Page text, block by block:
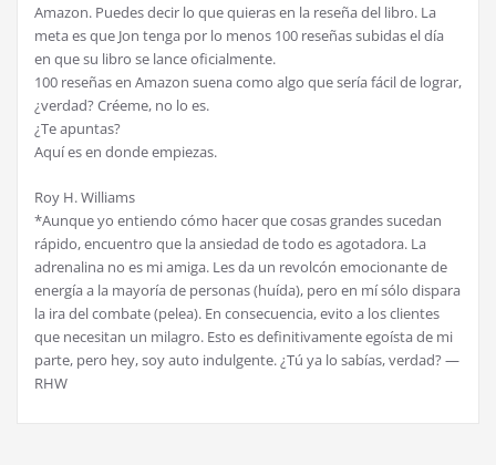
Amazon. Puedes decir lo que quieras en la reseña del libro. La
meta es que Jon tenga por lo menos 100 reseñas subidas el día
en que su libro se lance oficialmente.
100 reseñas en Amazon suena como algo que sería fácil de lograr,
¿verdad? Créeme, no lo es.
¿Te apuntas?
Aquí es en donde empiezas.
Roy H. Williams
*Aunque yo entiendo cómo hacer que cosas grandes sucedan
rápido, encuentro que la ansiedad de todo es agotadora. La
adrenalina no es mi amiga. Les da un revolcón emocionante de
energía a la mayoría de personas (huída), pero en mí sólo dispara
la ira del combate (pelea). En consecuencia, evito a los clientes
que necesitan un milagro. Esto es definitivamente egoísta de mi
parte, pero hey, soy auto indulgente. ¿Tú ya lo sabías, verdad? —
RHW